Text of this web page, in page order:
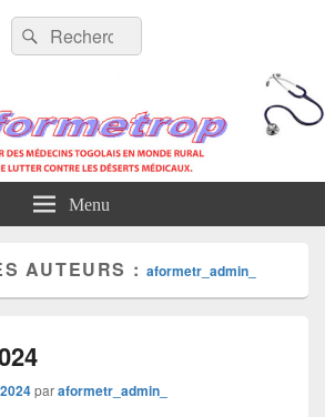
Menu
AUTEURS : aformetr_admin_
paraformetr_admin_